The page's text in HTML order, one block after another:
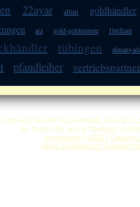
22ayar altini goldhändler
ata gold-goldmünze 1brillant
tübingen
pfandleiher vertriebspartner
ANKA
So finden Sie uns in Stuttgart:
Impressum| AGB|
Anka Goldankauf Stuttgart